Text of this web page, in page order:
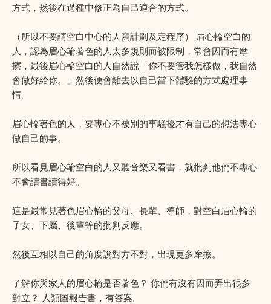
方式，然後在過種中修正為自己適合的方式。
（所以不要請空白中心的人寫計劃及定程序） 眉心輪空白的
人，認為眉心輪著色的人太多規則而被限制，常會因而有摩
擦，最後眉心輪空白的人自然說「你不要管我怎樣做，我自然
會做好給你。」然後便會離去以自己當下體驗的方式處理事
情。
眉心輪著色的人，要專心不被別的事騷擾才有自己的想法專心
做自己的事。
所以看見眉心輪空白的人又聽音樂又看書，就批判他們不專心
不會讀書讀得好。
這是最常見著色眉心輪的父母、長輩、導師，對空白眉心輪的
子女、下屬、後輩等的批判反應。
然後互相以自己的角度說對方不對，出現更多摩擦。
了解你與家人的眉心輪是否著色？ 你們有沒有因而弄出很多
對立？ 人類圖報告書，有答案。